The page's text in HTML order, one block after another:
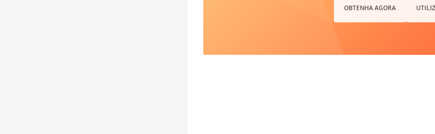
OBTENHA AGORA